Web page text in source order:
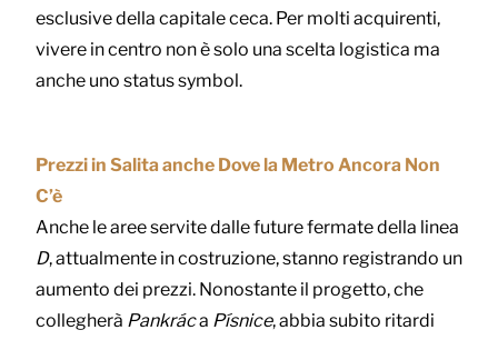
esclusive della capitale ceca. Per molti acquirenti,
vivere in centro non è solo una scelta logistica ma
anche uno status symbol.
Prezzi in Salita anche Dove la Metro Ancora Non
C’è
Anche le aree servite dalle future fermate della linea
D, attualmente in costruzione, stanno registrando un
aumento dei prezzi. Nonostante il progetto, che
collegherà Pankráca Písnice, abbia subito ritardi